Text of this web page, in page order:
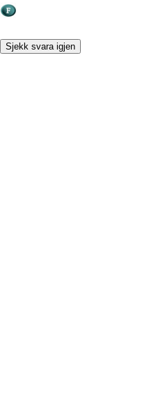
Sjekk svara igjen